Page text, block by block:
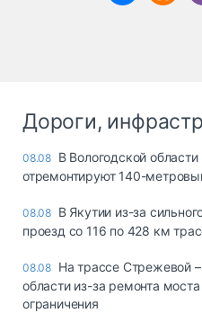
Дороги,
08.08 В Вологодской
отремонтируют 140-
08.08 В Якутии из-за
проезд со 116 по 428 км
08.08 На трассе Стрежевой
области из-за ремонта
ограничения